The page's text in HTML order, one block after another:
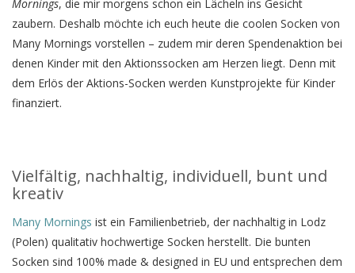
Mornings, die mir morgens schon ein Lächeln ins Gesicht
zaubern. Deshalb möchte ich euch heute die coolen Socken von
Many Mornings vorstellen – zudem mir deren Spendenaktion bei
denen Kinder mit den Aktionssocken am Herzen liegt. Denn mit
dem Erlös der Aktions-Socken werden Kunstprojekte für Kinder
finanziert.
Vielfältig, nachhaltig, individuell, bunt und
kreativ
Many Mornings ist ein Familienbetrieb, der nachhaltig in Lodz
(Polen) qualitativ hochwertige Socken herstellt. Die bunten
Socken sind 100% made & designed in EU und entsprechen dem